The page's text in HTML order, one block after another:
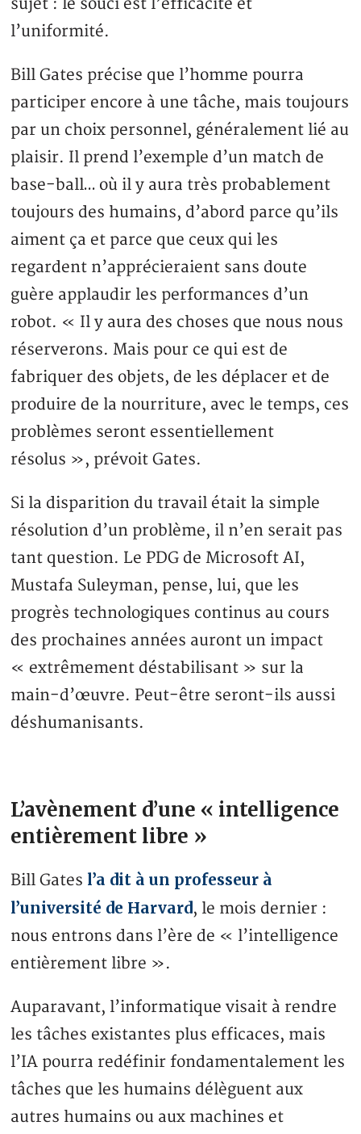
sujet : le souci est l’efficacité et
l’uniformité.
Bill Gates précise que l’homme pourra
participer encore à une tâche, mais toujours
par un choix personnel, généralement lié au
plaisir. Il prend l’exemple d’un match de
base-ball… où il y aura très probablement
toujours des humains, d’abord parce qu’ils
aiment ça et parce que ceux qui les
regardent n’apprécieraient sans doute
guère applaudir les performances d’un
robot. « Il y aura des choses que nous nous
réserverons. Mais pour ce qui est de
fabriquer des objets, de les déplacer et de
produire de la nourriture, avec le temps, ces
problèmes seront essentiellement
résolus », prévoit Gates.
Si la disparition du travail était la simple
résolution d’un problème, il n’en serait pas
tant question. Le PDG de Microsoft AI,
Mustafa Suleyman, pense, lui, que les
progrès technologiques continus au cours
des prochaines années auront un impact
« extrêmement déstabilisant » sur la
main-d’œuvre. Peut-être seront-ils aussi
déshumanisants.
L’avènement d’une « intelligence
entièrement libre »
Bill Gates l’a dit à un professeur à
l’université de Harvard, le mois dernier :
nous entrons dans l’ère de « l’intelligence
entièrement libre ».
Auparavant, l’informatique visait à rendre
les tâches existantes plus efficaces, mais
l’IA pourra redéfinir fondamentalement les
tâches que les humains délèguent aux
autres humains ou aux machines et